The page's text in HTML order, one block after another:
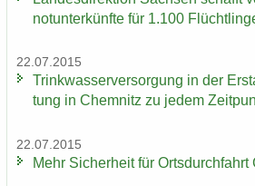
not­un­ter­künf­te für 1.100
22.07.2015
Trink­was­ser­ver­sor­gung in der
tung in Chem­nitz zu jedem
22.07.2015
Mehr Si­cher­heit für Orts­durch­fahrt